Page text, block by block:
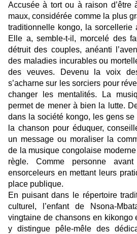
Accusée à tort ou à raison d’être
maux, considérée comme la plus
traditionnelle kongo, la sorcellerie
Elle a, semble-t-il, morcelé des
détruit des couples, anéanti
des maladies incurables ou
des veuves. Devenu la voix
s’acharne sur les sorciers pour
changer les mentalités. La
permet de mener à bien la lutte.
dans la société kongo, les gens
la chanson pour éduquer,
un message ou moraliser la
de la musique congolaise
règle. Comme personne
ensorceleurs en mettant leurs
place publique.
En puisant dans le répertoire
culturel, l’enfant de Nsona-
vingtaine de chansons en kikongo
y distingue pêle-mêle des